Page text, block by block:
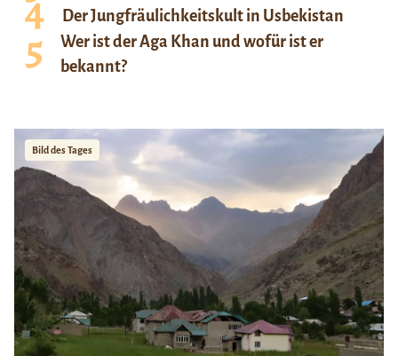
Der Jungfräulichkeitskult in Usbekistan
Wer ist der Aga Khan und wofür ist er
bekannt?
Bild des Tages